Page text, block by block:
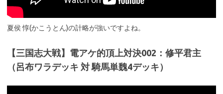
夏侯 惇(かこうとん)の計略が強いですよね。
【三国志大戦】電アケ的頂上対決002：修平君主
（呂布ワラデッキ 対 騎馬単魏4デッキ）